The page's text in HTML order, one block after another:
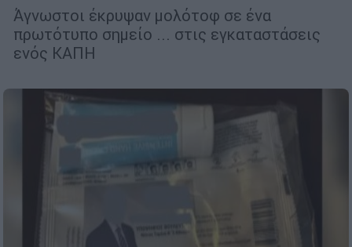
Άγνωστοι έκρυψαν μολότοφ σε ένα
πρωτότυπο σημείο ... στις εγκαταστάσεις
ενός ΚΑΠΗ